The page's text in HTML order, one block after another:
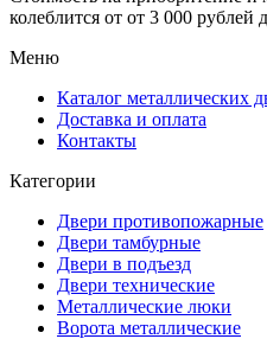
колеблится от от 3 000 рублей
Меню
Каталог металлических
Доставка и оплата
Контакты
Категории
Двери противопожарные
Двери тамбурные
Двери в подъезд
Двери технические
Металлические люки
Ворота металлические